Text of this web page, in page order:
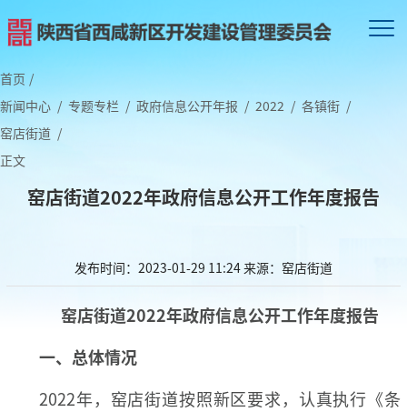
首页 /
新闻中心 / 专题专栏 / 政府信息公开年报 / 2022 / 各镇街 /
窑店街道 /
正文
窑店街道2022年政府信息公开工作年度报告
发布时间：2023-01-29 11:24来源：窑店街道
窑店街道2022年政府信息公开工作年度报告
一、总体情况
2022年，窑店街道按照新区要求，认真执行《条